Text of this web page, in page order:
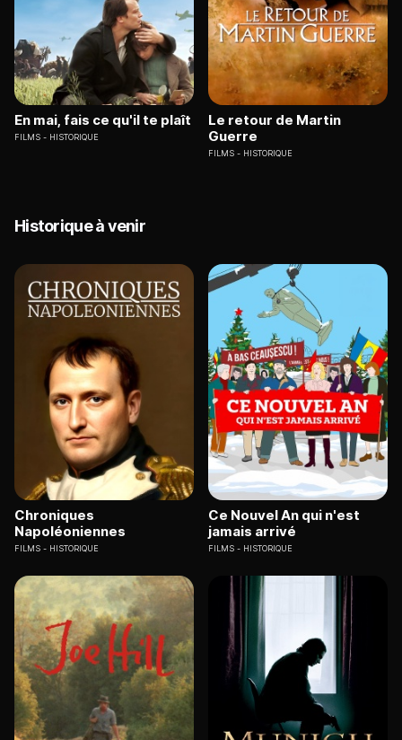
En mai, fais ce qu'il te plaît
FILMS HISTORIQUE
Le retour de Martin
Guerre
FILMS HISTORIQUE
Historique à venir
Chroniques
Napoléoniennes
FILMS HISTORIQUE
Ce Nouvel An qui n'est
jamais arrivé
FILMS HISTORIQUE